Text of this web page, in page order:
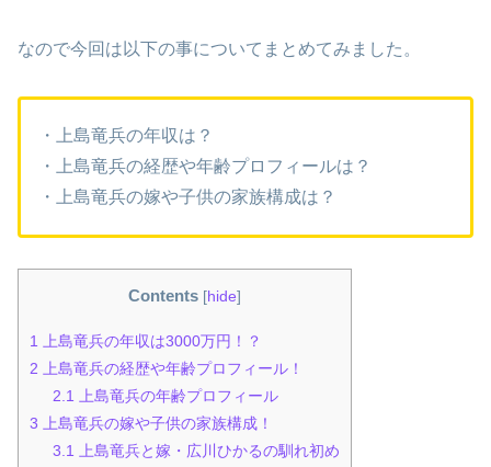
なので今回は以下の事についてまとめてみました。
・上島竜兵の年収は？
・上島竜兵の経歴や年齢プロフィールは？
・上島竜兵の嫁や子供の家族構成は？
Contents [hide]
1
上島竜兵の年収は3000万円！？
2 上島竜兵の経歴や年齢プロフィール！
2.1
上島竜兵の年齢プロフィール
3 上島竜兵の嫁や子供の家族構成！
3.1
上島竜兵と嫁・広川ひかるの馴れ初め